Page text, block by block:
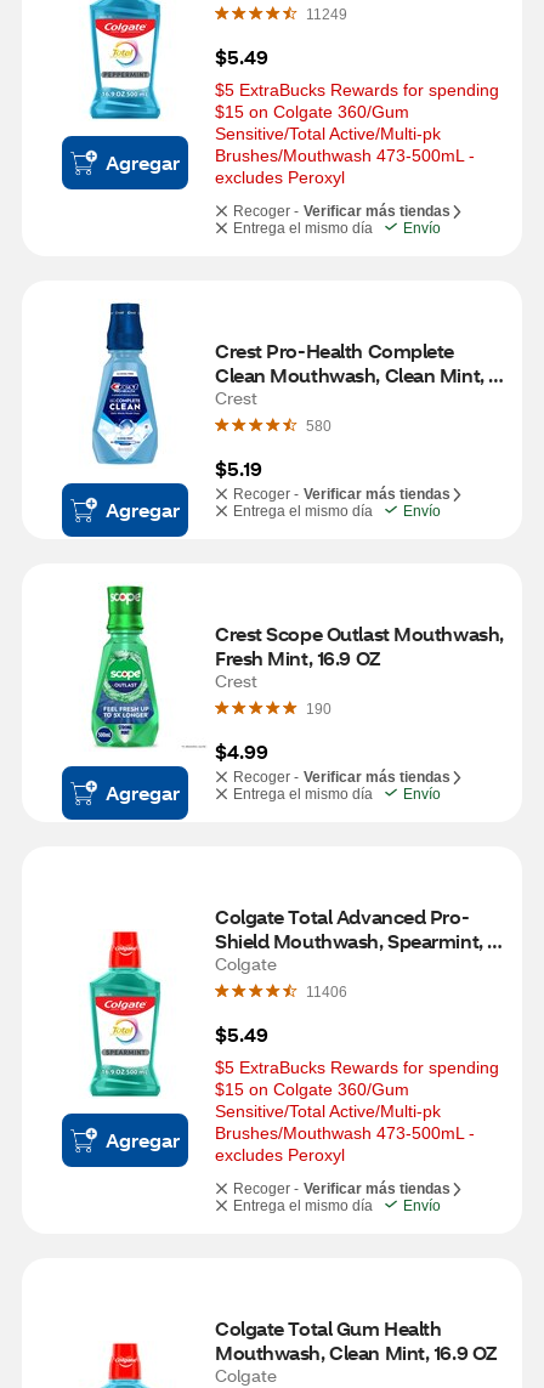
Agregar
11249
$5.49
$5 ExtraBucks Rewards for spending
$15 on Colgate 360/Gum
Sensitive/Total Active/Multi-pk
Brushes/Mouthwash 473-500mL -
excludes Peroxyl
Recoger - Verificar más tiendas
Entrega el mismo día
Envío
Agregar
Crest Pro-Health Complete
Clean Mouthwash, Clean Mint,
16.9 OZ
Crest
580
$5.19
Recoger - Verificar más tiendas
Entrega el mismo día
Envío
Agregar
Crest Scope Outlast Mouthwash,
Fresh Mint, 16.9 OZ
Crest
190
$4.99
Recoger - Verificar más tiendas
Entrega el mismo día
Envío
Agregar
Colgate Total Advanced Pro-
Shield Mouthwash, Spearmint,
16.9 OZ
Colgate
11406
$5.49
$5 ExtraBucks Rewards for spending
$15 on Colgate 360/Gum
Sensitive/Total Active/Multi-pk
Brushes/Mouthwash 473-500mL -
excludes Peroxyl
Recoger - Verificar más tiendas
Entrega el mismo día
Envío
Colgate Total Gum Health
Mouthwash, Clean Mint, 16.9 OZ
Colgate